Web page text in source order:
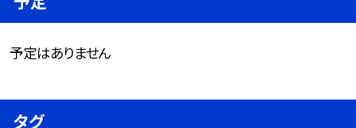
予定はありません
タグ